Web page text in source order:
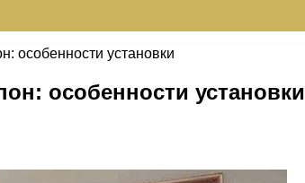
особенности установки
особенности установки